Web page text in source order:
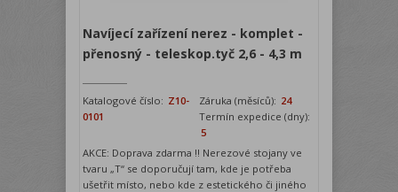
Navíjecí zařízení nerez - komplet -
přenosný - teleskop.tyč 2,6 - 4,3 m
Katalogové číslo: Z10-
0101
Záruka (měsíců): 24
Termín expedice (dny):
5
AKCE: Doprava zdarma !! Nerezové stojany ve
tvaru „T“ se doporučují tam, kde je potřeba
ušetřit místo, nebo kde z estetického či jiného